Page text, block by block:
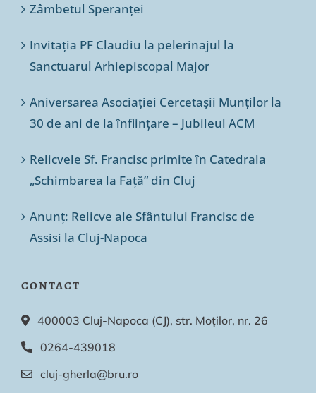
Zâmbetul Speranței
Invitația PF Claudiu la pelerinajul la
Sanctuarul Arhiepiscopal Major
Aniversarea Asociației Cercetașii Munților la
30 de ani de la înființare – Jubileul ACM
Relicvele Sf. Francisc primite în Catedrala
„Schimbarea la Față” din Cluj
Anunț: Relicve ale Sfântului Francisc de
Assisi la Cluj-Napoca
CONTACT
400003 Cluj-Napoca (CJ), str. Moților, nr. 26
0264-439018
cluj-gherla@bru.ro